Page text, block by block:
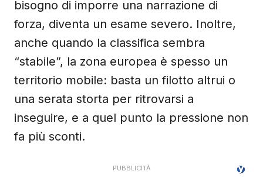
bisogno di imporre una narrazione di
forza, diventa un esame severo. Inoltre,
anche quando la classifica sembra
“stabile”, la zona europea è spesso un
territorio mobile: basta un filotto altrui o
una serata storta per ritrovarsi a
inseguire, e a quel punto la pressione non
fa più sconti.